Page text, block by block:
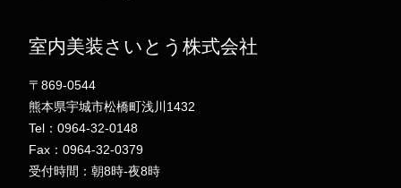
室内美装さいとう株式会社
〒869-0544
熊本県宇城市松橋町浅川1432
Tel：0964-32-0148
Fax：0964-32-0379
受付時間：朝8時-夜8時